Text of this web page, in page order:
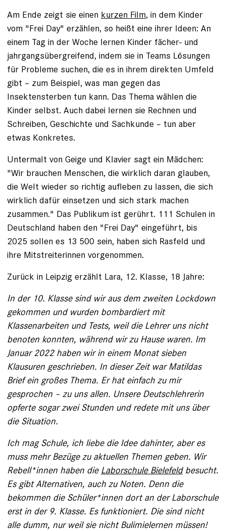
Am Ende zeigt sie einen kurzen Film, in dem Kinder
vom "Frei Day" erzählen, so heißt eine ihrer Ideen: An
einem Tag in der Woche lernen Kinder fächer- und
jahrgangsübergreifend, indem sie in Teams Lösungen
für Probleme suchen, die es in ihrem direkten Umfeld
gibt – zum Beispiel, was man gegen das
Insektensterben tun kann. Das Thema wählen die
Kinder selbst. Auch dabei lernen sie Rechnen und
Schreiben, Geschichte und Sachkunde – tun aber
etwas Konkretes.
Untermalt von Geige und Klavier sagt ein Mädchen:
"Wir brauchen Menschen, die wirklich daran glauben,
die Welt wieder so richtig aufleben zu lassen, die sich
wirklich dafür einsetzen und sich stark machen
zusammen." Das Publikum ist gerührt. 111 Schulen in
Deutschland haben den "Frei Day" eingeführt, bis
2025 sollen es 13 500 sein, haben sich Rasfeld und
ihre Mitstreiterinnen vorgenommen.
Zurück in Leipzig erzählt Lara, 12. Klasse, 18 Jahre:
In der 10. Klasse sind wir aus dem zweiten Lockdown
gekommen und wurden bombardiert mit
Klassenarbeiten und Tests, weil die Lehrer uns nicht
benoten konnten, während wir zu ­Hause waren. Im
Januar 2022 haben wir in einem Monat sieben
Klausuren geschrieben. In ­dieser Zeit war Matildas
Brief ein großes Thema. Er hat einfach zu mir
gesprochen – zu uns allen. ­Unsere Deutschlehrerin
opferte sogar zwei Stunden und redete mit uns über
die Situation.
Ich mag Schule, ich liebe die Idee ­dahinter, aber es
muss mehr Bezüge zu aktuellen ­Themen geben. Wir
Rebell*innen haben die Laborschule Bielefeldbesucht.
Es gibt Alternativen, auch zu Noten. Denn die
bekommen die Schüler*innen dort an der Laborschule
erst in der 9. ­Klasse. Es funktioniert. Die sind nicht
alle dumm, nur weil sie nicht Bulimie­lernen müssen!